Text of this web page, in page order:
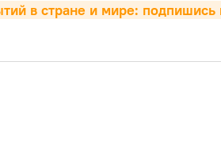
в стране и мире: